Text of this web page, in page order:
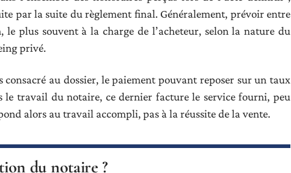
par la suite du règlement final. Généralement, prévoir entre
plus souvent à la charge de l’acheteur, selon la nature du
privé.
consacré au dossier, le paiement pouvant reposer sur un taux
le travail du notaire, ce dernier facture le service fourni, peu
alors au travail accompli, pas à la réussite de la vente.
du notaire ?